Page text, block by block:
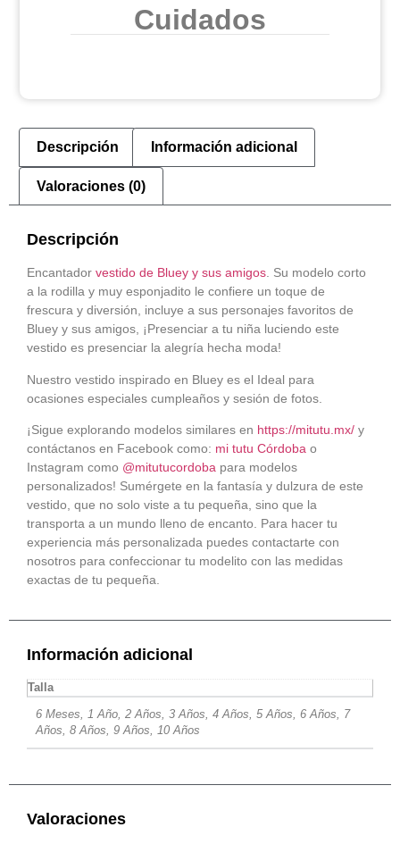
Cuidados
Descripción Información adicional
Valoraciones (0)
Descripción
Encantador vestido de Bluey y sus amigos. Su modelo corto
a la rodilla y muy esponjadito le confiere un toque de
frescura y diversión, incluye a sus personajes favoritos de
Bluey y sus amigos, ¡Presenciar a tu niña luciendo este
vestido es presenciar la alegría hecha moda!
Nuestro vestido inspirado en Bluey es el Ideal para
ocasiones especiales cumpleaños y sesión de fotos.
¡Sigue explorando modelos similares en https://mitutu.mx/ y
contáctanos en Facebook como: mi tutu Córdoba o
Instagram como @mitutucordoba para modelos
personalizados! Sumérgete en la fantasía y dulzura de este
vestido, que no solo viste a tu pequeña, sino que la
transporta a un mundo lleno de encanto. Para hacer tu
experiencia más personalizada puedes contactarte con
nosotros para confeccionar tu modelito con las medidas
exactas de tu pequeña.
Información adicional
Talla
6 Meses, 1 Año, 2 Años, 3 Años, 4 Años, 5 Años, 6 Años, 7
Años, 8 Años, 9 Años, 10 Años
Valoraciones